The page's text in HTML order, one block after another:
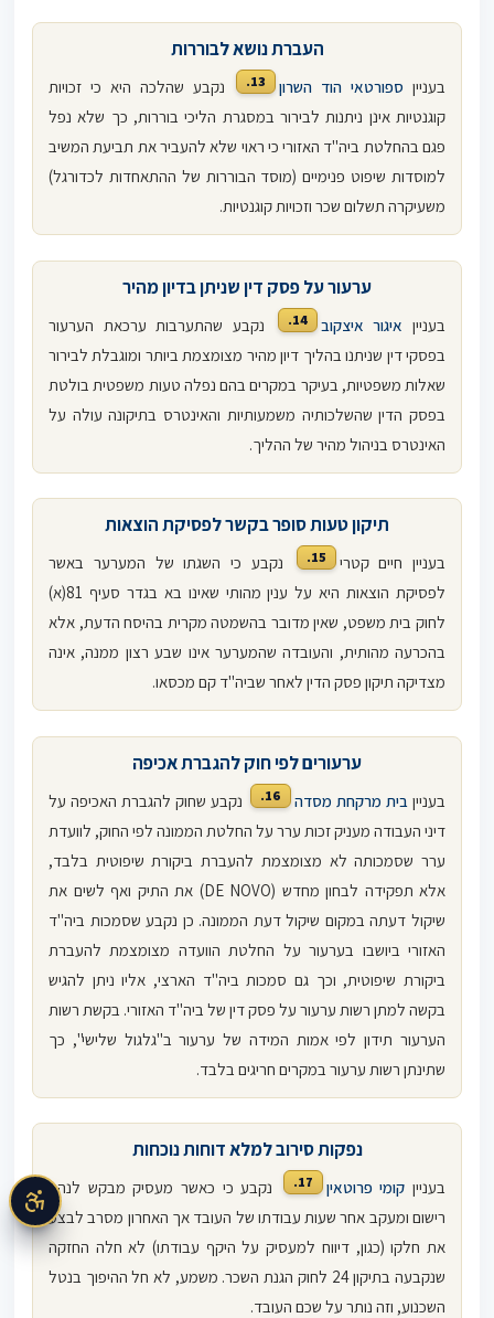
העברת נושא לבוררות
בעניין ספורטאי הוד השרון 13.
נקבע שהלכה היא כי זכויות
קוגנטיות אינן ניתנות לבירור במסגרת הליכי בוררות, כך שלא נפל
פגם בהחלטת ביה"ד האזורי כי ראוי שלא להעביר את תביעת המשיב
למוסדות שיפוט פנימיים (מוסד הבוררות של ההתאחדות לכדורגל)
משעיקרה תשלום שכר וזכויות קוגנטיות.
ערעור על פסק דין שניתן בדיון מהיר
בעניין איגור איצקוב 14.
נקבע שהתערבות ערכאת הערעור
בפסקי דין שניתנו בהליך דיון מהיר מצומצמת ביותר ומוגבלת לבירור
שאלות משפטיות, בעיקר במקרים בהם נפלה טעות משפטית בולטת
בפסק הדין שהשלכותיה משמעותיות והאינטרס בתיקונה עולה על
האינטרס בניהול מהיר של ההליך.
תיקון טעות סופר בקשר לפסיקת הוצאות
בעניין חיים קטרי 15.
נקבע כי השגתו של המערער באשר
לפסיקת הוצאות היא על ענין מהותי שאינו בא בגדר סעיף 81(א)
לחוק בית משפט, שאין מדובר בהשמטה מקרית בהיסח הדעת, אלא
בהכרעה מהותית, והעובדה שהמערער אינו שבע רצון ממנה, אינה
מצדיקה תיקון פסק הדין לאחר שביה"ד קם מכסאו.
ערעורים לפי חוק להגברת אכיפה
בעניין בית מרקחת מסדה 16.
נקבע שחוק להגברת האכיפה על
דיני העבודה מעניק זכות ערר על החלטת הממונה לפי החוק, לוועדת
ערר שסמכותה לא מצומצמת להעברת ביקורת שיפוטית בלבד,
אלא תפקידה לבחון מחדש (DE NOVO) את התיק ואף לשים את
שיקול דעתה במקום שיקול דעת הממונה. כן נקבע שסמכות ביה"ד
האזורי ביושבו בערעור על החלטת הוועדה מצומצמת להעברת
ביקורת שיפוטית, וכך גם סמכות ביה"ד הארצי, אליו ניתן להגיש
בקשה למתן רשות ערעור על פסק דין של ביה"ד האזורי. בקשת רשות
הערעור תידון לפי אמות המידה של ערעור ב"גלגול שלישי", כך
שתינתן רשות ערעור במקרים חריגים בלבד.
נפקות סירוב למלא דוחות נוכחות
בעניין קומי פרוטאין 17.
נקבע כי כאשר מעסיק מבקש לנהל
רישום ומעקב אחר שעות עבודתו של העובד אך האחרון מסרב לבצע
את חלקו (כגון, דיווח למעסיק על היקף עבודתו) לא חלה החזקה
שנקבעה בתיקון 24 לחוק הגנת השכר. משמע, לא חל ההיפוך בנטל
השכנוע, וזה נותר על שכם העובד.